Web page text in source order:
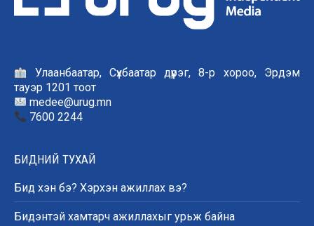
Улаанбаатар, Сүхбаатар дүүрэг, 8-р хороо, Эрдэм
тауэр 1201 тоот
medee@urug.mn
7600 2244
БИДНИЙ ТУХАЙ
Бид хэн бэ? Хэрхэн ажиллах вэ?
Бидэнтэй хамтарч ажиллахыг урьж байна